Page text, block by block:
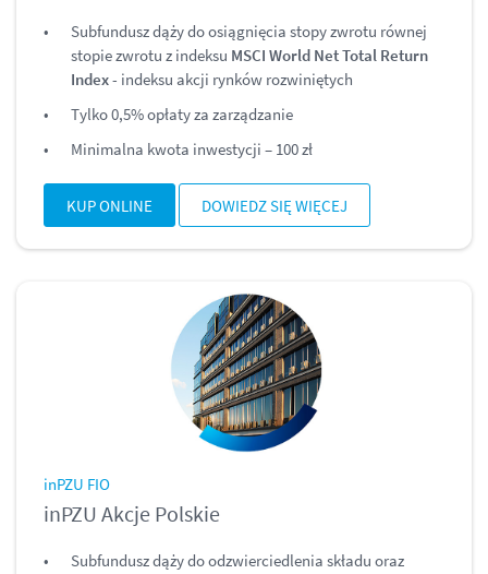
Subfundusz dąży do osiągnięcia stopy zwrotu równej
stopie zwrotu z indeksu MSCI World Net Total Return
Index- indeksu akcji rynków rozwiniętych
Tylko 0,5% opłaty za zarządzanie
Minimalna kwota inwestycji – 100 zł
KUP ONLINE DOWIEDZ SIĘ WIĘCEJ
inPZU FIO
inPZU Akcje Polskie
Subfundusz dąży do odzwierciedlenia składu oraz